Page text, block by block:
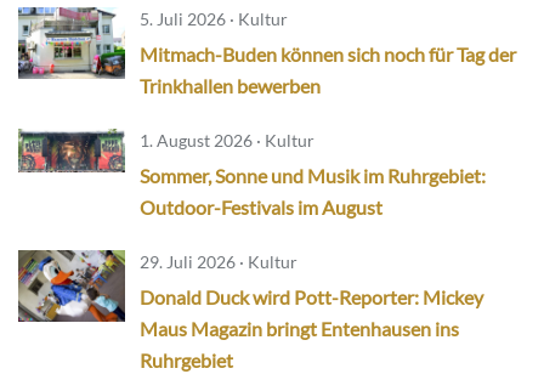
5. Juli 2026 · Kultur
Mitmach-Buden können sich noch für Tag der
Trinkhallen bewerben
1. August 2026 · Kultur
Sommer, Sonne und Musik im Ruhrgebiet:
Outdoor-Festivals im August
29. Juli 2026 · Kultur
Donald Duck wird Pott-Reporter: Mickey
Maus Magazin bringt Entenhausen ins
Ruhrgebiet